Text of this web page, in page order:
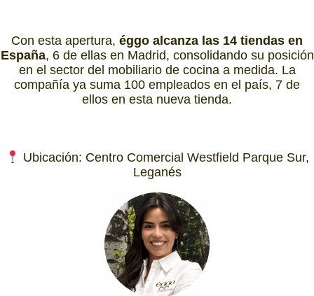
Con esta apertura, éggo alcanza las 14 tiendas en
España, 6 de ellas en Madrid, consolidando su posición
en el sector del mobiliario de cocina a medida. La
compañía ya suma 100 empleados en el país, 7 de
ellos en esta nueva tienda.
Ubicación: Centro Comercial Westfield Parque Sur,
Leganés